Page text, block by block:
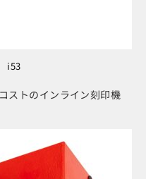
i53
トのインライン刻印機